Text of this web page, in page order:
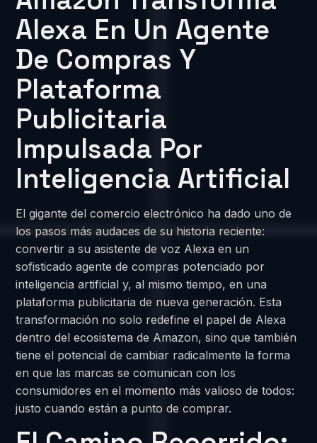
Alexa En Un Agente
De Compras Y
Plataforma
Publicitaria
Impulsada Por
Inteligencia Artificial
El gigante del comercio electrónico ha dado uno de
los pasos más audaces de su historia reciente:
convertir a su asistente de voz Alexa en un
sofisticado agente de compras potenciado por
inteligencia artificial y, al mismo tiempo, en una
plataforma publicitaria de nueva generación. Esta
transformación no solo redefine el papel de Alexa
dentro del ecosistema de Amazon, sino que también
tiene el potencial de cambiar radicalmente la forma
en que las marcas se comunican con los
consumidores en el momento más valioso de todos:
justo cuando están a punto de comprar.